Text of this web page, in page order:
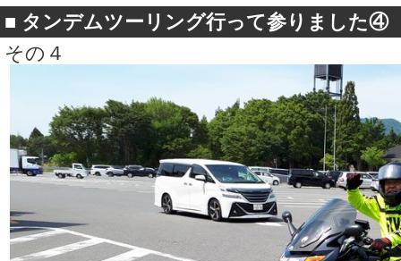
■ タンデムツーリング行って参りました④
その４